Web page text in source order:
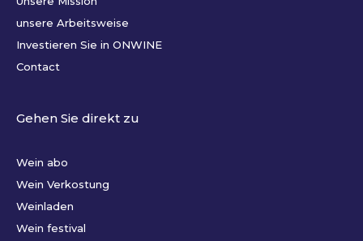
unsere Arbeitsweise
Investieren Sie in ONWINE
Contact
Gehen Sie direkt zu
Wein abo
Wein Verkostung
Weinladen
Wein festival